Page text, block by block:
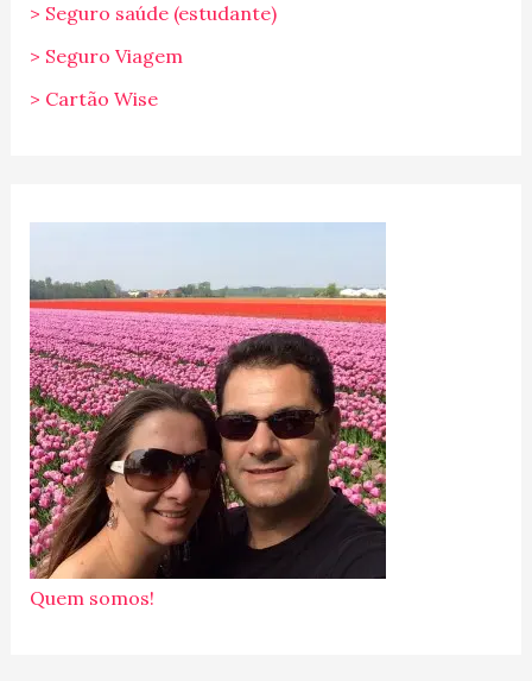
> Seguro saúde (estudante)
> Seguro Viagem
> Cartão Wise
Quem somos!